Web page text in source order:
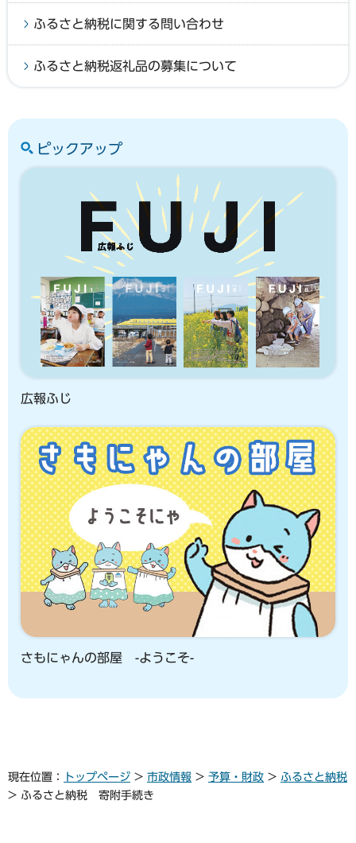
ふるさと納税に関する問い合わせ
ふるさと納税返礼品の募集について
ピックアップ
広報ふじ
さもにゃんの部屋 -ようこそ-
現在位置： トップページ > 市政情報 > 予算・財政 > ふるさと納税
> ふるさと納税 寄附手続き